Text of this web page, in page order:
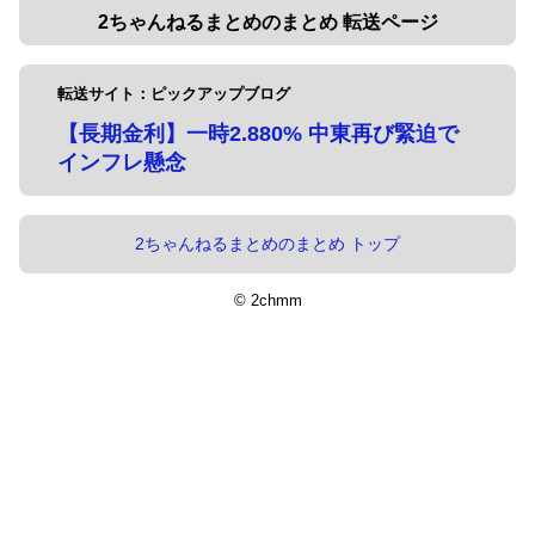
2ちゃんねるまとめのまとめ 転送ページ
転送サイト：ピックアップブログ
【長期金利】一時2.880% 中東再び緊迫で
インフレ懸念
2ちゃんねるまとめのまとめ トップ
© 2chmm